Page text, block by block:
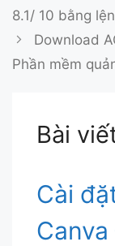
8.1/ 10 bằng
Download
Phần mềm
Bài
Cài